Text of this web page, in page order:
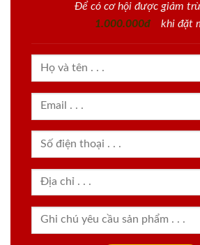
Để có cơ hội được giảm
1.000.000đ
khi đặt